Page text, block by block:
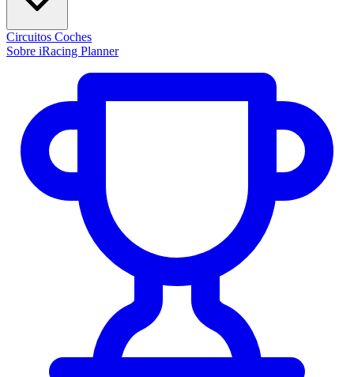
Circuitos Coches
Sobre iRacing Planner